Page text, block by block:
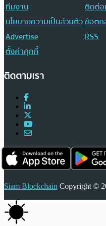
ทีมงาน
ติดต่อ
นโยบายความเป็นส่วนตัวข้อตก
Advertise
RSS
ตั้งค่าคุกกี้
ติดตามเรา
Siam Blockchain Copyright ©